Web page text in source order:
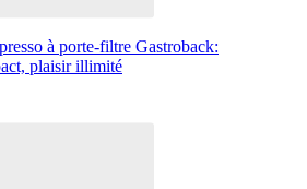
à porte-filtre Gastroback:
plaisir illimité